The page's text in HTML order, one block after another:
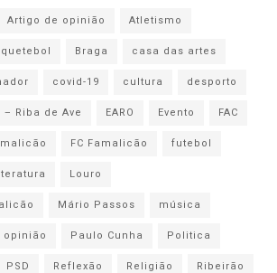
Artigo de opinião
Atletismo
Braga
casa das artes
covid-19 cultura
desporto
– Riba de Ave EARO Evento
FAC
FC Famalicão
futebol
Louro
Mário Passos
música
opinião Paulo Cunha
Politica
PSD Reflexão Religião
Ribeirão